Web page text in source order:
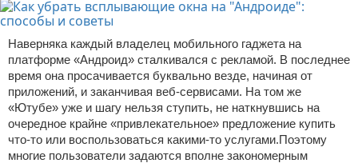
Наверняка каждый владелец мобильного гаджета на
платформе «Андроид» сталкивался с рекламой. В последнее
время она просачивается буквально везде, начиная от
приложений, и заканчивая веб-сервисами. На том же
«Ютубе» уже и шагу нельзя ступить, не наткнувшись на
очередное крайне «привлекательное» предложение купить
что-то или воспользоваться какими-то услугами.Поэтому
многие пользователи задаются вполне закономерным